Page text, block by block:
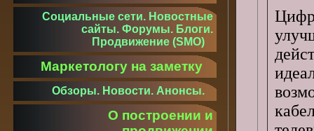
Социальные сети. Новостные
сайты. Форумы. Блоги.
Продвижение (SMO)
Маркетологу на заметку
Обзоры. Новости. Анонсы.
О построении и